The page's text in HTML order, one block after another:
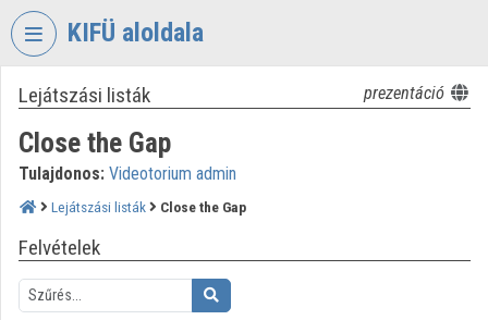
Fejléc kihagyása
KIFÜ aloldala
VIDEOTORIUM
KORMÁNYZATI
INFORMATIKAI
FEJLESZTÉSI
Intézményi kezdőlap
Lejátszási listák prezentáció
Close the Gap
Tulajdonos: Videotorium admin
Lejátszási listák Close the Gap
Felvételek